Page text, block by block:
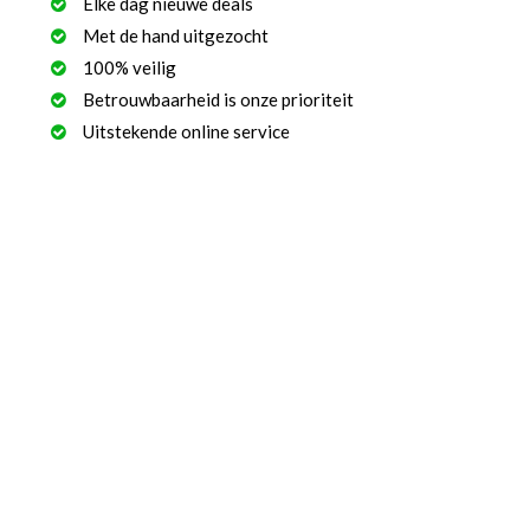
Met de hand uitgezocht
100% veilig
Betrouwbaarheid is onze prioriteit
Uitstekende online service